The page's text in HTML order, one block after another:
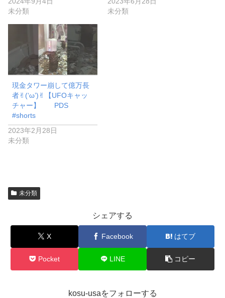
未分類
未分類
現金タワー崩して億万長
者✌︎(‘ω’)✌︎【UFOキャッ
チャー】 PDS
#shorts
2023年2月28日
未分類
未分類
シェアする
X Facebook はてブ
Pocket LINE コピー
kosu-usaをフォローする